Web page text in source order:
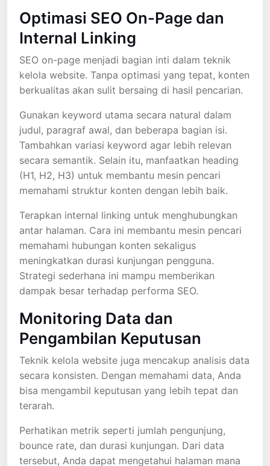
Optimasi SEO On-Page dan
Internal Linking
SEO on-page menjadi bagian inti dalam teknik
kelola website. Tanpa optimasi yang tepat, konten
berkualitas akan sulit bersaing di hasil pencarian.
Gunakan keyword utama secara natural dalam
judul, paragraf awal, dan beberapa bagian isi.
Tambahkan variasi keyword agar lebih relevan
secara semantik. Selain itu, manfaatkan heading
(H1, H2, H3) untuk membantu mesin pencari
memahami struktur konten dengan lebih baik.
Terapkan internal linking untuk menghubungkan
antar halaman. Cara ini membantu mesin pencari
memahami hubungan konten sekaligus
meningkatkan durasi kunjungan pengguna.
Strategi sederhana ini mampu memberikan
dampak besar terhadap performa SEO.
Monitoring Data dan
Pengambilan Keputusan
Teknik kelola website juga mencakup analisis data
secara konsisten. Dengan memahami data, Anda
bisa mengambil keputusan yang lebih tepat dan
terarah.
Perhatikan metrik seperti jumlah pengunjung,
bounce rate, dan durasi kunjungan. Dari data
tersebut, Anda dapat mengetahui halaman mana